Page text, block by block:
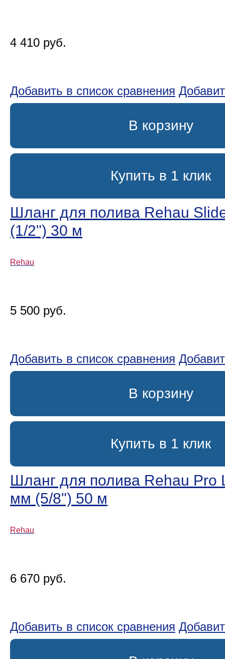
4 410 руб.
Добавить в список сравнения
В корзину
Купить в 1 клик
Шланг для полива Rehau
(1/2ʺ) 30 м
Rehau
5 500 руб.
Добавить в список сравнения
В корзину
Купить в 1 клик
Шланг для полива Rehau Pro
мм (5/8ʺ) 50 м
Rehau
6 670 руб.
Добавить в список сравнения